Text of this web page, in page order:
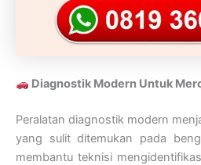
Diagnostik Modern Untuk
Peralatan diagnostik modern
yang sulit ditemukan pada
membantu teknisi